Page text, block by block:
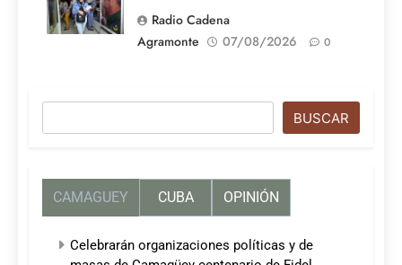
Radio Cadena
Agramonte
07/08/2026 0
BUSCAR
CAMAGUEY CUBA OPINIÓN
Celebrarán organizaciones políticas y de